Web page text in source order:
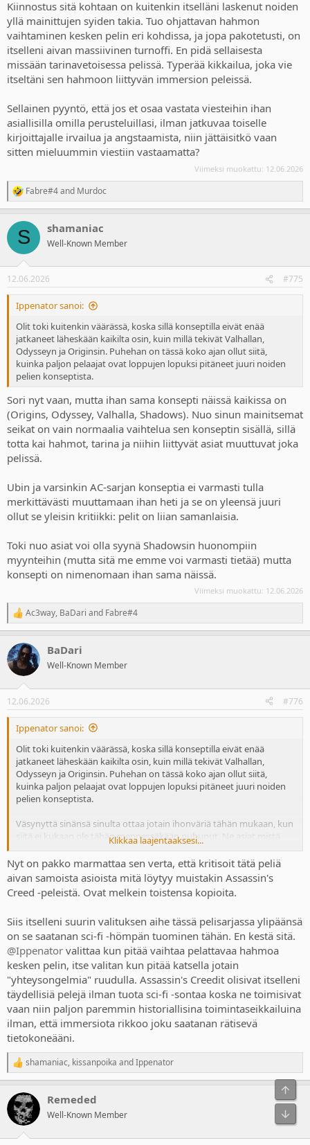
Kiinnostus sitä kohtaan on kuitenkin itselläni laskenut noiden
yllä mainittujen syiden takia. Tuo ohjattavan hahmon
vaihtaminen kesken pelin eri kohdissa, ja jopa pakotetusti, on
itselleni aivan massiivinen turnoffi. En pidä sellaisesta
missään tarinavetoisessa pelissä. Typerää kikkailua, joka vie
itseltäni sen hahmoon liittyvän immersion peleissä.
Sellainen pyyntö, että jos et osaa vastata viesteihin ihan
asiallisilla omilla perusteluillasi, ilman jatkuvaa toiselle
kirjoittajalle irvailua ja angstaamista, niin jättäisitkö vaan
sitten mieluummin viestiin vastaamatta?
Viimeksi muokattu: 12.06.2026
R
e
c
i
s
:
Fabre#4and Murdoc
S shamaniac
Well-Known Member
12.06.2026 #775
Ippenator sanoi:
Olit toki kuitenkin väärässä, koska sillä konseptilla eivät enää
jatkaneet läheskään kaikilta osin, kuin millä tekivät Valhallan,
Odysseyn ja Originsin. Puhehan on tässä koko ajan ollut siitä,
kuinka paljon pelaajat ovat loppujen lopuksi pitäneet juuri noiden
pelien konseptista.
Sori nyt vaan, mutta ihan sama konsepti näissä kaikissa on
(Origins, Odyssey, Valhalla, Shadows). Nuo sinun mainitsemat
seikat on vain normaalia vaihtelua sen konseptin sisällä, sillä
totta kai hahmot, tarina ja niihin liittyvät asiat muuttuvat joka
pelissä.
Ubin ja varsinkin AC-sarjan konseptia ei varmasti tulla
merkittävästi muuttamaan ihan heti ja se on yleensä juuri
ollut se yleisin kritiikki: pelit on liian samanlaisia.
Toki nuo asiat voi olla syynä Shadowsin huonompiin
myynteihin (mutta sitä me emme voi varmasti tietää) mutta
konsepti on nimenomaan ihan sama näissä.
Viimeksi muokattu: 12.06.2026
R
e
c
t
i
s
:
Ac3way, BaDari and Fabre#4
BaDari
Well-Known Member
12.06.2026 #776
Ippenator sanoi:
Olit toki kuitenkin väärässä, koska sillä konseptilla eivät enää
jatkaneet läheskään kaikilta osin, kuin millä tekivät Valhallan,
Odysseyn ja Originsin. Puhehan on tässä koko ajan ollut siitä,
kuinka paljon pelaajat ovat loppujen lopuksi pitäneet juuri noiden
pelien konseptista.
Väsynyttä sinänsä sinulta ottaa jotain ihonväriä tähän mukaan, kun
siitä ei kukaan ole tähän mennessäkään puhunut. Ne asiat mistä
moni ei erityisesti ollut pitänyt Shadowsissa, olivat erityisesti
seuraavat asiat:
Average Storytelling:Critics find the overarching story
fi elements, and emotion of earlier franchise titles.
Voice Acting & Animation:Community and critic reviews
frequently cite unnatural voice-over processing and stilted
English dialogue, as well as facial animations that can feel
restricted despite high graphical fidelity.
Combat & Camera Issues:Yasuke's heavy, action-focused
combat is viewed by some as overly simplistic, and players
have reported clunky camera operation in enclosed,
claustrophobic spaces.
Protagonist Switching:
Reviewers have found forcing
players to switch between Naoe and Yasuke restrictive,
particularly when specific progression gates force you to use
a character you don't prefer in that moment.
Average Storytelling:Critics find the overarching story
satisfactory but by-the-numbers, lacking the deep twists, sci-
fi elements, and emotion of earlier franchise titles.
Voice Acting & Animation:
Community and critic reviews
Klikkaa laajentaaksesi...
Nyt on pakko marmattaa sen verta, että kritisoit tätä peliä
aivan samoista asioista mitä löytyy muistakin Assassin's
Creed -peleistä. Ovat melkein toistensa kopioita.
Siis itselleni suurin valituksen aihe tässä pelisarjassa ylipäänsä
on se saatanan sci-fi -hömpän tuominen tähän. En kestä sitä.
@Ippenator valittaa kun pitää vaihtaa pelattavaa hahmoa
kesken pelin, itse valitan kun pitää katsella jotain
"yhteysongelmia" ruudulla. Assassin's Creedit olisivat itselleni
täydellisiä pelejä ilman tuota sci-fi -sontaa koska ne toimisivat
vaan niin paljon paremmin historiallisina toimintaseikkailuina
ilman, että immersiota rikkoo joku saatanan rätisevä
tietokoneääni.
R
e
c
t
i
shamaniac, kissanpoika andIppenator
Remeded
Well-Known Member